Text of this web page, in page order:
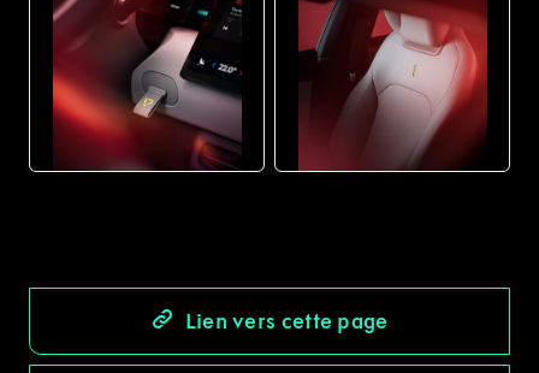
Lien vers cette page